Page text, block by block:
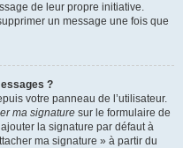
de leur propre initiative.
un message une fois que
?
votre panneau de l’utilisateur.
ma signature sur le formulaire de
la signature par défaut à
ma signature » à partir du